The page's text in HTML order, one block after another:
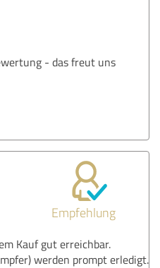
- das freut uns
Empfehlung
Kauf gut erreichbar.
werden prompt erledigt.